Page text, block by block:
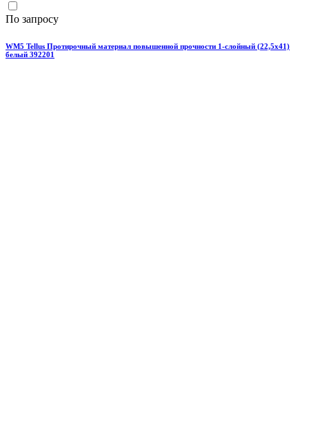
По запросу
WM5 Tellus Протирочный материал повышенной прочности 1-слойный (22,5х41)
белый 392201